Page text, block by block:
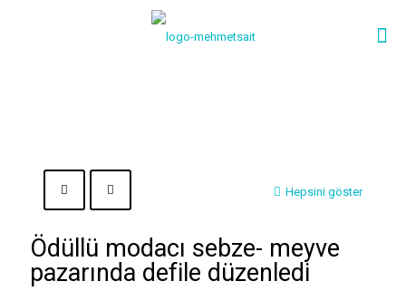
Hepsini göster
Ödüllü modacı sebze- meyve
pazarında defile düzenledi